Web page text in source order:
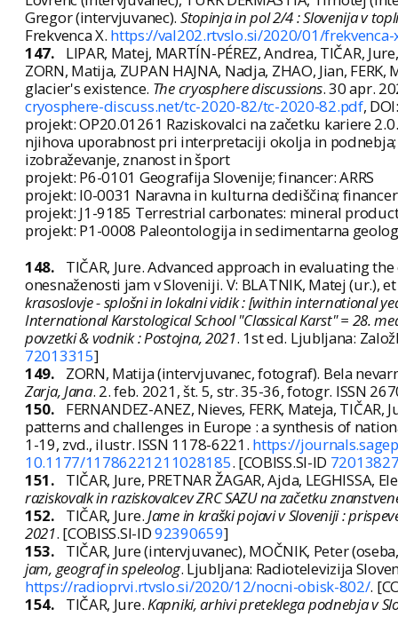
Gregor (intervjuvanec). Stopinja in pol 2/4 : Slovenija v
Frekvenca X. https://val202.rtvslo.si/2020/01/
147.
LIPAR, Matej, MARTÍN-PÉREZ, Andrea, TIČAR,
ZORN, Matija, ZUPAN HAJNA, Nadja, ZHAO, Jian,
glacier's existence. The cryosphere discussions. 30 apr.
cryosphere-discuss.net/tc-2020-82/tc-2020-82.pdf,
projekt: OP20.01261 Raziskovalci na začetku kariere
njihova uporabnost pri interpretaciji okolja in
izobraževanje, znanost in šport
projekt: P6-0101 Geografija Slovenije; financer: ARRS
projekt: I0-0031 Naravna in kulturna dediščina; financer:
projekt: J1-9185 Terrestrial carbonates: mineral
projekt: P1-0008 Paleontologija in sedimentarna
148.
TIČAR, Jure. Advanced approach in evaluating
onesnaženosti jam v Sloveniji. V: BLATNIK, Matej (ur.),
krasoslovje - splošni in lokalni vidik : [within international
International Karstological School "Classical Karst" = 28.
povzetki & vodnik : Postojna, 2021. 1st ed. Ljubljana:
72013315]
149.
ZORN, Matija (intervjuvanec, fotograf). Bela
Zarja, Jana. 2. feb. 2021, št. 5, str. 35-36, fotogr. ISSN
150.
FERNANDEZ-ANEZ, Nieves, FERK, Mateja,
patterns and challenges in Europe : a synthesis of
1-19, zvd., ilustr. ISSN 1178-6221. https://
10.1177/11786221211028185. [COBISS.SI-ID
151.
TIČAR, Jure, PRETNAR ŽAGAR, Ajda, LEGHISSA,
raziskovalk in raziskovalcev ZRC SAZU na začetku
152.
TIČAR, Jure.Jame in kraški pojavi v Sloveniji :
2021. [COBISS.SI-ID92390659]
153.
TIČAR, Jure (intervjuvanec), MOČNIK, Peter
jam, geograf in speleolog. Ljubljana: Radiotelevizija
https://radioprvi.rtvslo.si/2020/12/nocni-obisk-802/.
154.
TIČAR, Jure.Kapniki, arhivi preteklega podnebja v